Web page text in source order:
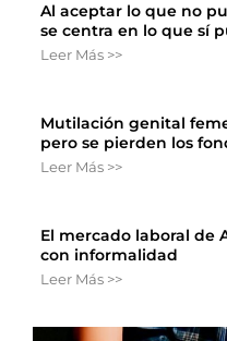
Al aceptar lo que no
se centra en lo que sí
Leer Más >>
Mutilación genital
pero se pierden los
Leer Más >>
El mercado laboral de
con informalidad
Leer Más >>